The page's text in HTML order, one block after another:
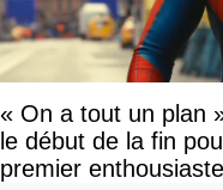
« On a tout un plan
le début de la fin
premier enthousiaste